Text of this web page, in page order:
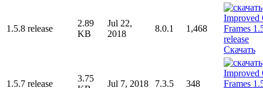
1.5.8 release
2.89
KB
Jul 22,
2018
8.0.1 1,468
Скачать
1.5.7 release
3.75
Jul 7, 2018 7.3.5 348